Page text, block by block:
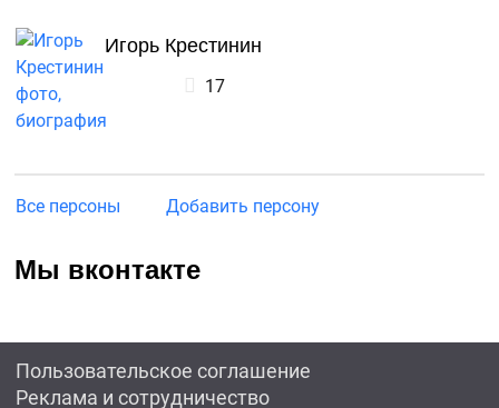
Игорь Крестинин
17
Все персоны Добавить персону
Мы вконтакте
Пользовательское соглашение
Реклама и сотрудничество